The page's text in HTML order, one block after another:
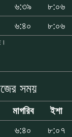
৬:৩৯
৮:০৬
৬:৪০ ৮:০৬
সময়
মাগরিব
ইশা
৬:৪০
৮:০৭